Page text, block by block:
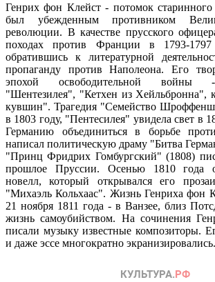
Генрих фон Клейст - потомок старинного
был убежденным противником
революции. В качестве прусского
походах против Франции в 1793-
обратившись к литературной
пропаганду против Наполеона. Его
эпохой освободительной войны
"Шентезилея", "Кетхен из Хейльбронна",
кувшин". Трагедия "Семейство
в 1803 году, "Пентесилея" увидела свет в
Германию объединиться в борьбе
написал политическую драму "Битва
"Принц Фридрих Гомбургский" (1808)
прошлое Пруссии. Осенью 1810 года
новелл, который открывался его
"Михаэль Кольхаас". Жизнь Генриха фон
21 ноября 1811 года - в Ванзее, близ
жизнь самоубийством. На сочинения
писали музыку известные композиторы.
и даже эссе многократно экранизировались.